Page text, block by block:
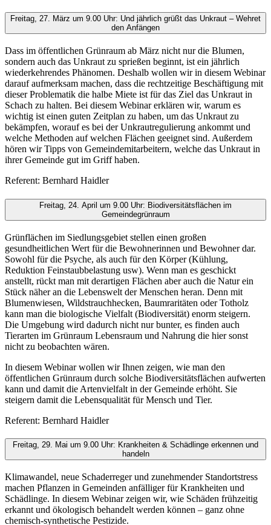
Freitag, 27. März um 9.00 Uhr: Und jährlich grüßt das Unkraut – Wehret
den Anfängen
Dass im öffentlichen Grünraum ab März nicht nur die Blumen,
sondern auch das Unkraut zu sprießen beginnt, ist ein jährlich
wiederkehrendes Phänomen. Deshalb wollen wir in diesem Webinar
darauf aufmerksam machen, dass die rechtzeitige Beschäftigung mit
dieser Problematik die halbe Miete ist für das Ziel das Unkraut in
Schach zu halten. Bei diesem Webinar erklären wir, warum es
wichtig ist einen guten Zeitplan zu haben, um das Unkraut zu
bekämpfen, worauf es bei der Unkrautregulierung ankommt und
welche Methoden auf welchen Flächen geeignet sind. Außerdem
hören wir Tipps von Gemeindemitarbeitern, welche das Unkraut in
ihrer Gemeinde gut im Griff haben.
Referent: Bernhard Haidler
Freitag, 24. April um 9.00 Uhr: Biodiversitätsflächen im
Gemeindegrünraum
Grünflächen im Siedlungsgebiet stellen einen großen
gesundheitlichen Wert für die Bewohnerinnen und Bewohner dar.
Sowohl für die Psyche, als auch für den Körper (Kühlung,
Reduktion Feinstaubbelastung usw). Wenn man es geschickt
anstellt, rückt man mit derartigen Flächen aber auch die Natur ein
Stück näher an die Lebenswelt der Menschen heran. Denn mit
Blumenwiesen, Wildstrauchhecken, Baumraritäten oder Totholz
kann man die biologische Vielfalt (Biodiversität) enorm steigern.
Die Umgebung wird dadurch nicht nur bunter, es finden auch
Tierarten im Grünraum Lebensraum und Nahrung die hier sonst
nicht zu beobachten wären.
In diesem Webinar wollen wir Ihnen zeigen, wie man den
öffentlichen Grünraum durch solche Biodiversitätsflächen aufwerten
kann und damit die Artenvielfalt in der Gemeinde erhöht. Sie
steigern damit die Lebensqualität für Mensch und Tier.
Referent: Bernhard Haidler
Freitag, 29. Mai um 9.00 Uhr: Krankheiten & Schädlinge erkennen und
handeln
Klimawandel, neue Schaderreger und zunehmender Standortstress
machen Pflanzen in Gemeinden anfälliger für Krankheiten und
Schädlinge. In diesem Webinar zeigen wir, wie Schäden frühzeitig
erkannt und ökologisch behandelt werden können – ganz ohne
chemisch-synthetische Pestizide.